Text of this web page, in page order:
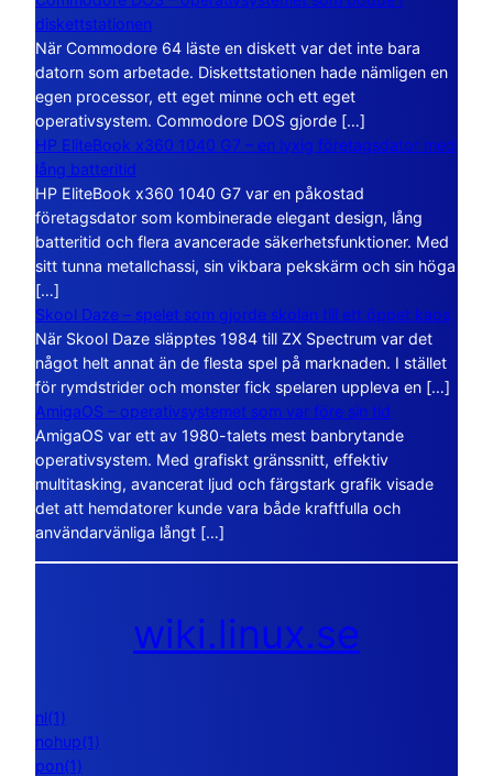
diskettstationen
När Commodore 64 läste en diskett var det inte bara
datorn som arbetade. Diskettstationen hade nämligen en
egen processor, ett eget minne och ett eget
operativsystem. Commodore DOS gjorde […]
HP EliteBook x360 1040 G7 – en lyxig företagsdator med
lång batteritid
HP EliteBook x360 1040 G7 var en påkostad
företagsdator som kombinerade elegant design, lång
batteritid och flera avancerade säkerhetsfunktioner. Med
sitt tunna metallchassi, sin vikbara pekskärm och sin höga
[…]
Skool Daze – spelet som gjorde skolan till ett öppet kaos
När Skool Daze släpptes 1984 till ZX Spectrum var det
något helt annat än de flesta spel på marknaden. I stället
för rymdstrider och monster fick spelaren uppleva en […]
AmigaOS – operativsystemet som var före sin tid
AmigaOS var ett av 1980-talets mest banbrytande
operativsystem. Med grafiskt gränssnitt, effektiv
multitasking, avancerat ljud och färgstark grafik visade
det att hemdatorer kunde vara både kraftfulla och
användarvänliga långt […]
wiki.linux.se
nl(1)
nohup(1)
pon(1)